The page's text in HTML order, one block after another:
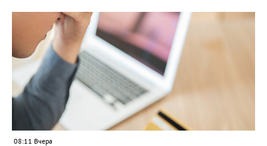
прослушивания участников, мастер-классы от ведущих
наставников, выступления победителей прошлых лет и
приглашённых артистов», - сообщает оргкомитет. Вход на все
фестивальные мероприятия будет свободным. В 2025 году в
фестивале участвовали 26 финалистов из городов
Челябинской, Свердловской, Курганской, Оренбургской
областей, Ханты-Мансийского автономного округа и
Республики Башкортостан. Приглашённой звездой стал
идейный вдохновитель, организатор фестиваля, эстрадный
певец, победитель главного патриотического конкурса страны
«Солдатский конверт», лауреат премии в области культуры и
искусства «Золотая лира», участник телевизионных проектов
на Первом канале, обладатель звания «Голос страны» Алексей
08:11 Вчера